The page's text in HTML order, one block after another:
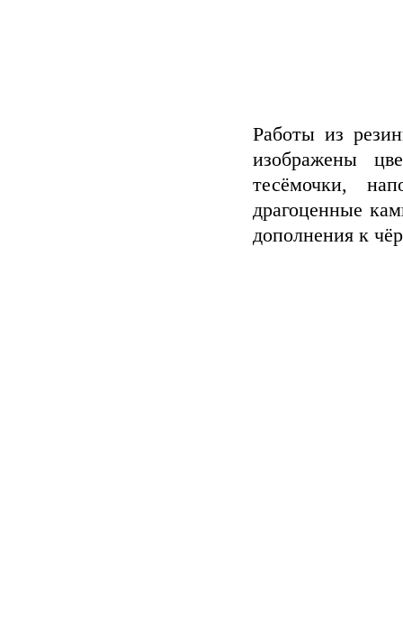
Работы из
изображены
тесёмочки,
драгоценные
дополнения к